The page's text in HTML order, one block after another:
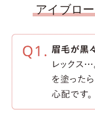
アイブロ